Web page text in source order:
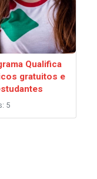
Qualifica
gratuitos e
5